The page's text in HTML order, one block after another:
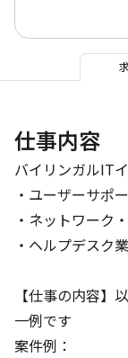
仕事内容
バイリンガルIT
・ユーザーサポ
・ネットワーク
・ヘルプデスク
【仕事の内容】
一例です
案件例：